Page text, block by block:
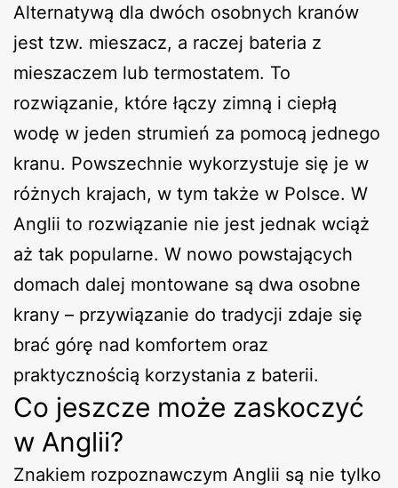
Alternatywą dla dwóch osobnych kranów
jest tzw. mieszacz, a raczej bateria z
mieszaczem lub termostatem. To
rozwiązanie, które łączy zimną i ciepłą
wodę w jeden strumień za pomocą jednego
kranu. Powszechnie wykorzystuje się je w
różnych krajach, w tym także w Polsce. W
Anglii to rozwiązanie nie jest jednak wciąż
aż tak popularne. W nowo powstających
domach dalej montowane są dwa osobne
krany – przywiązanie do tradycji zdaje się
brać górę nad komfortem oraz
praktycznością korzystania z baterii.
Co jeszcze może zaskoczyć
w Anglii?
Znakiem rozpoznawczym Anglii są nie tylko